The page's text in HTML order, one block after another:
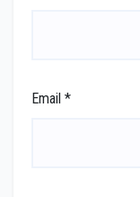
Email *